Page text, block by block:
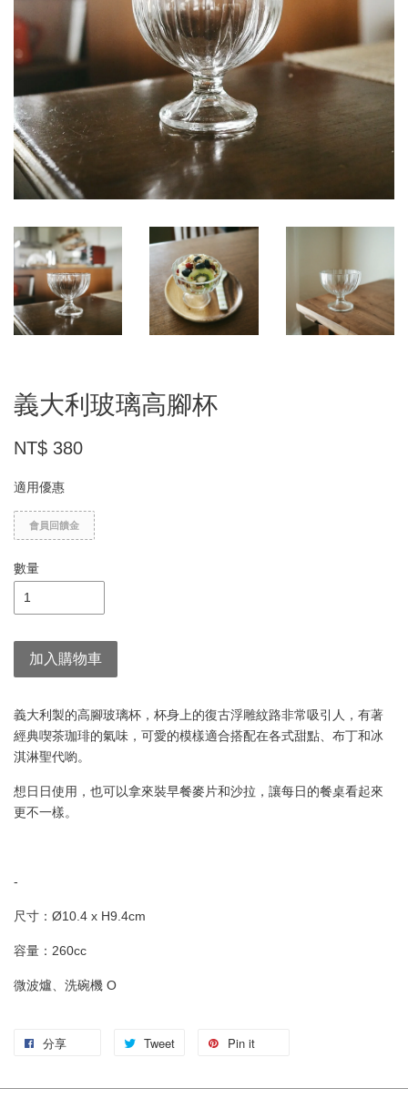
義大利玻璃高腳杯
NT$ 380
適用優惠
會員回饋金
數量
加入購物車
義大利製的高腳玻璃杯，杯身上的復古浮雕紋路非常吸引人，有著
經典喫茶珈琲的氣味，可愛的模樣適合搭配在各式甜點、布丁和冰
淇淋聖代喲。
想日日使用，也可以拿來裝早餐麥片和沙拉，讓每日的餐桌看起來
更不一樣。
-
尺寸： Ø10.4 x H9.4cm
容量：260cc
微波爐、洗碗機 O
分享 Tweet Pin it